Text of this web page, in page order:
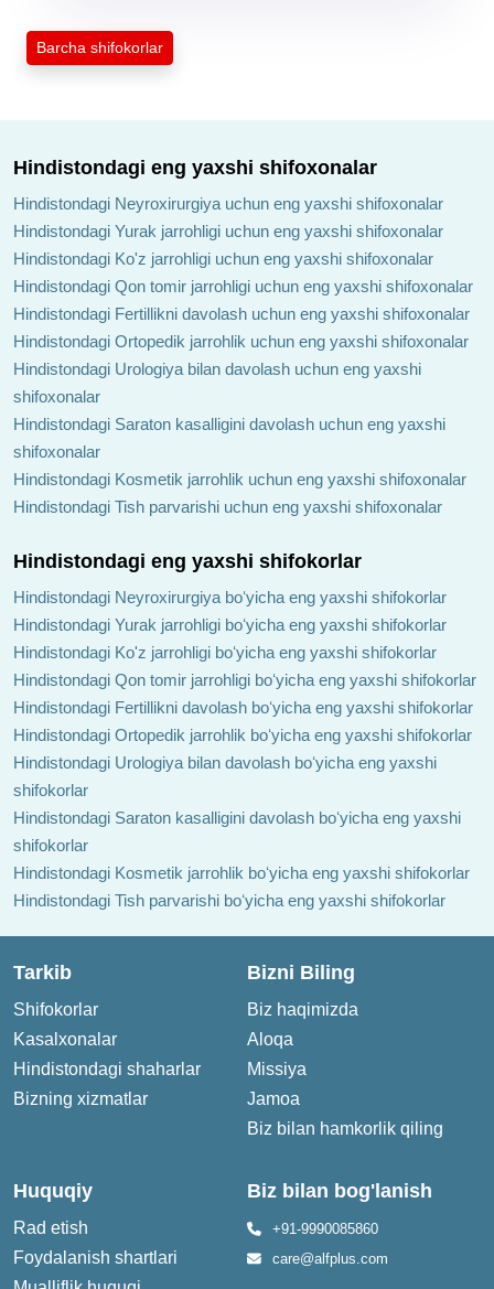
Barcha shifokorlar
Hindistondagi eng yaxshi shifoxonalar
Hindistondagi Neyroxirurgiya uchun eng yaxshi shifoxonalar
Hindistondagi Yurak jarrohligi uchun eng yaxshi shifoxonalar
Hindistondagi Ko'z jarrohligi uchun eng yaxshi shifoxonalar
Hindistondagi Qon tomir jarrohligi uchun eng yaxshi shifoxonalar
Hindistondagi Fertillikni davolash uchun eng yaxshi shifoxonalar
Hindistondagi Ortopedik jarrohlik uchun eng yaxshi shifoxonalar
Hindistondagi Urologiya bilan davolash uchun eng yaxshi
shifoxonalar
Hindistondagi Saraton kasalligini davolash uchun eng yaxshi
shifoxonalar
Hindistondagi Kosmetik jarrohlik uchun eng yaxshi shifoxonalar
Hindistondagi Tish parvarishi uchun eng yaxshi shifoxonalar
Hindistondagi eng yaxshi shifokorlar
Hindistondagi Neyroxirurgiya boʻyicha eng yaxshi shifokorlar
Hindistondagi Yurak jarrohligi boʻyicha eng yaxshi shifokorlar
Hindistondagi Ko'z jarrohligi boʻyicha eng yaxshi shifokorlar
Hindistondagi Qon tomir jarrohligi boʻyicha eng yaxshi shifokorlar
Hindistondagi Fertillikni davolash boʻyicha eng yaxshi shifokorlar
Hindistondagi Ortopedik jarrohlik boʻyicha eng yaxshi shifokorlar
Hindistondagi Urologiya bilan davolash boʻyicha eng yaxshi
shifokorlar
Hindistondagi Saraton kasalligini davolash boʻyicha eng yaxshi
shifokorlar
Hindistondagi Kosmetik jarrohlik boʻyicha eng yaxshi shifokorlar
Hindistondagi Tish parvarishi boʻyicha eng yaxshi shifokorlar
Tarkib
Shifokorlar
Kasalxonalar
Hindistondagi shaharlar
Bizning xizmatlar
Bizni Biling
Biz haqimizda
Aloqa
Missiya
Jamoa
Biz bilan hamkorlik qiling
Huquqiy
Rad etish
Foydalanish shartlari
Biz bilan bog'lanish
+91-9990085860
care@alfplus.com